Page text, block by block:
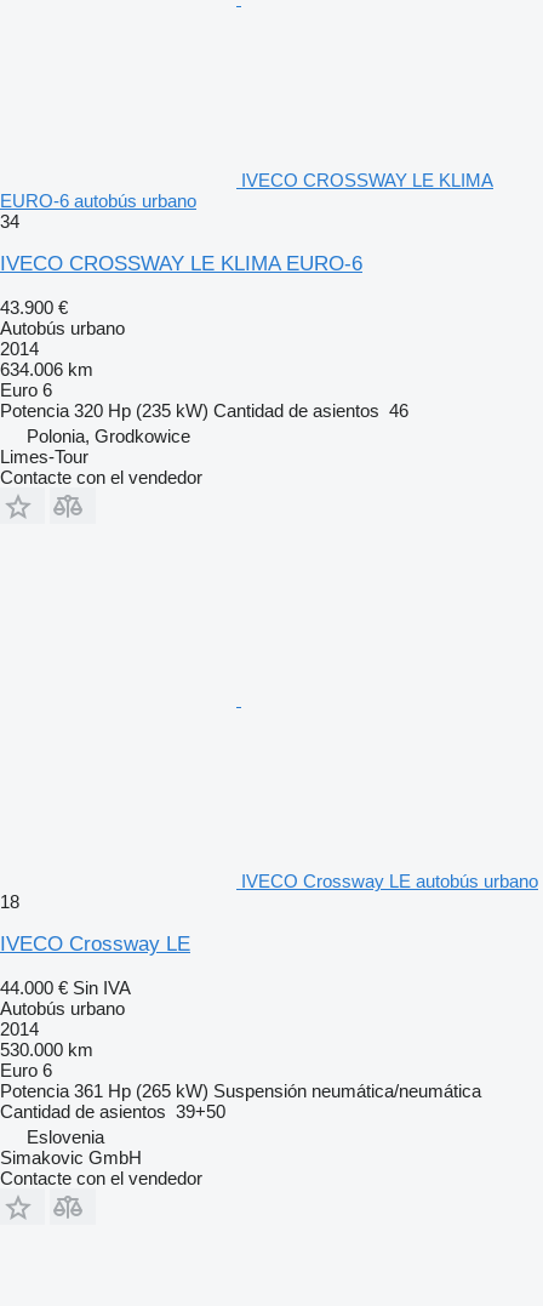
IVECO CROSSWAY LE KLIMA
EURO-6 autobús urbano
34
IVECO CROSSWAY LE KLIMA EURO-6
43.900 €
Autobús urbano
2014
634.006 km
Euro 6
Potencia 320 Hp (235 kW) Cantidad de asientos 46
Polonia, Grodkowice
Limes-Tour
Contacte con el vendedor
IVECO Crossway LE autobús urbano
18
IVECO Crossway LE
44.000 € Sin IVA
Autobús urbano
2014
530.000 km
Euro 6
Potencia 361 Hp (265 kW) Suspensión neumática/neumática
Cantidad de asientos 39+50
Eslovenia
Simakovic GmbH
Contacte con el vendedor